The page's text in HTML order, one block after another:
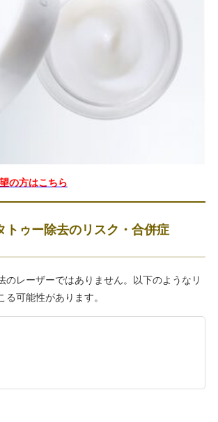
の方はこちら
トゥー除去のリスク・合併症
のレーザーではありません。以下のようなリ
る可能性があります。